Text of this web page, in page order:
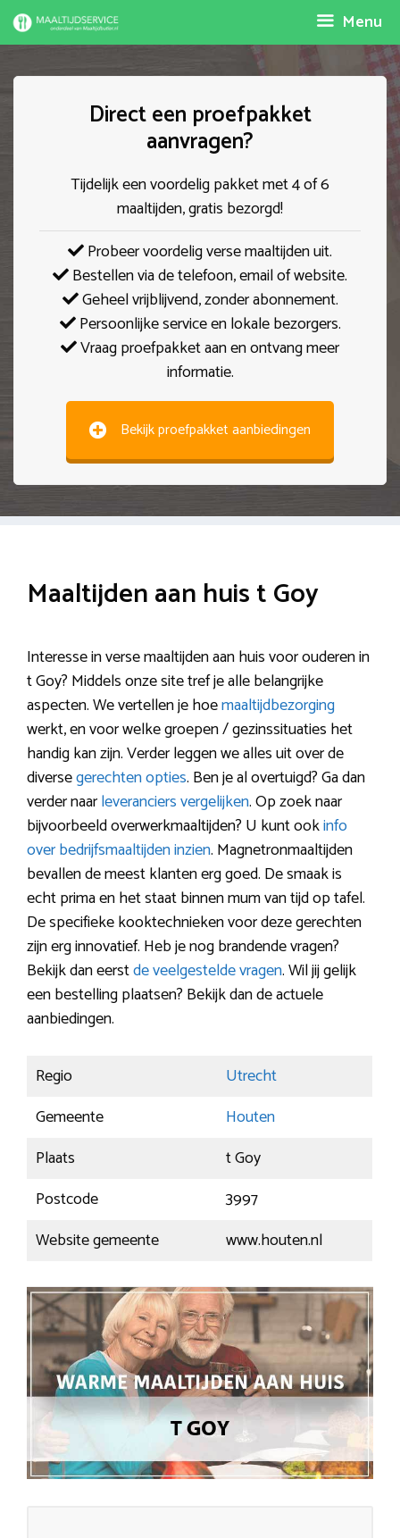
Spring
naar
Menu
Direct een proefpakket
aanvragen?
Tijdelijk een voordelig pakket met 4 of 6
maaltijden, gratis bezorgd!
Probeer voordelig verse maaltijden uit.
Bestellen via de telefoon, email of website.
Geheel vrijblijvend, zonder abonnement.
Persoonlijke service en lokale bezorgers.
Vraag proefpakket aan en ontvang meer
informatie.
Bekijk proefpakket aanbiedingen
Maaltijden aan huis t Goy
Interesse in verse maaltijden aan huis voor ouderen in
t Goy? Middels onze site tref je alle belangrijke
aspecten. We vertellen je hoemaaltijdbezorging
werkt, en voor welke groepen / gezinssituaties het
handig kan zijn. Verder leggen we alles uit over de
diversegerechten opties. Ben je al overtuigd? Ga dan
verder naarleveranciers vergelijken. Op zoek naar
bijvoorbeeld overwerkmaaltijden? U kunt ookinfo
over bedrijfsmaaltijden inzien. Magnetronmaaltijden
bevallen de meest klanten erg goed. De smaak is
echt prima en het staat binnen mum van tijd op tafel.
De specifieke kooktechnieken voor deze gerechten
zijn erg innovatief. Heb je nog brandende vragen?
Bekijk dan eerstde veelgestelde vragen. Wil jij gelijk
een bestelling plaatsen? Bekijk dan de actuele
aanbiedingen.
Regio
Utrecht
Gemeente
Houten
Plaats
t Goy
Postcode
3997
Website gemeente
www.houten.nl